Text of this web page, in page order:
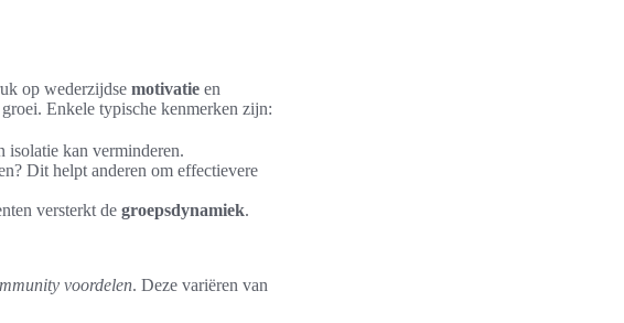
op wederzijdse motivatie en
Enkele typische kenmerken zijn:
isolatie kan verminderen.
Dit helpt anderen om effectievere
versterkt de groepsdynamiek.
voordelen. Deze variëren van